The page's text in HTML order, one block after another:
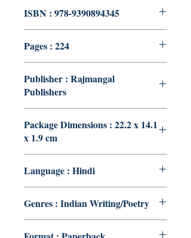
ISBN : 978-9390894345
Pages : 224
Publisher : Rajmangal
Publishers
Package Dimensions : 22.2 x 14.1
x 1.9 cm
Language : Hindi
Genres : Indian Writing/Poetry